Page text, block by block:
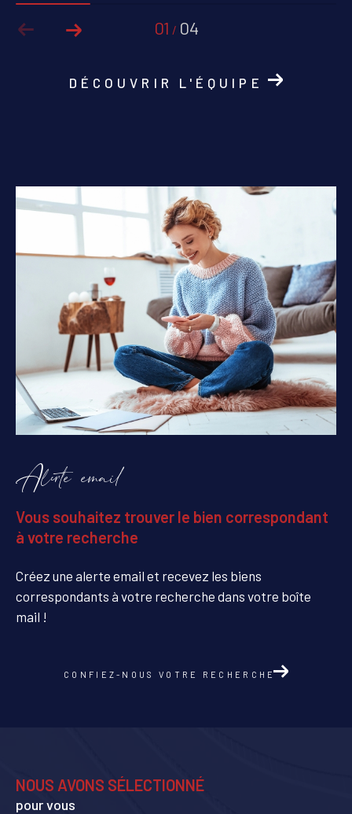
01 / 04
DÉCOUVRIR L'ÉQUIPE
Alerte email
Vous souhaitez trouver le bien correspondant
à votre recherche
Créez une alerte email et recevez les biens
correspondants à votre recherche dans votre boîte
mail !
CONFIEZ-NOUS VOTRE RECHERCHE
NOUS AVONS SÉLECTIONNÉ
pour vous